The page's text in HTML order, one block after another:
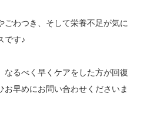
わつき、そして栄養不足が気に
です♪
なるべく早くケアをした方が回復
お早めにお問い合わせくださいま